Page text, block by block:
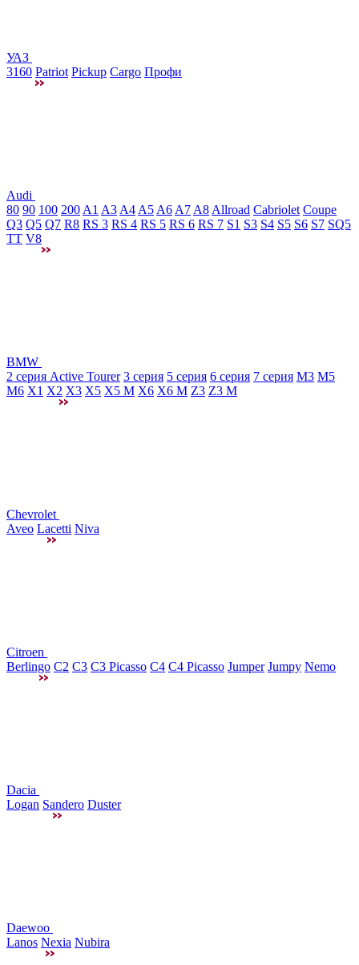
УАЗ
3160 Patriot Pickup Cargo Профи
Audi
80 90 100 200 A1 A3 A4 A5 A6 A7 A8 Allroad Cabriolet Coupe
Q3 Q5 Q7 R8 RS 3 RS 4 RS 5 RS 6 RS 7 S1 S3 S4 S5 S6 S7 SQ5
TT V8
BMW
2 серия Active Tourer 3 серия 5 серия 6 серия 7 серия M3 М5
M6 X1 X2 X3 X5 X5 M X6 X6 M Z3 Z3 M
Chevrolet
Aveo Lacetti Niva
Citroen
Berlingo C2 C3 C3 Picasso C4 C4 Picasso Jumper Jumpy Nemo
Dacia
Logan Sandero Duster
Daewoo
Lanos Nexia Nubira